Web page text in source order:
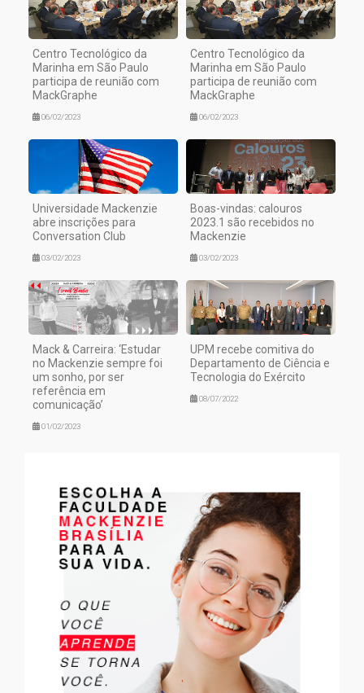
Centro Tecnológico da
Marinha em São Paulo
participa de reunião com
MackGraphe
06/02/2023
Centro Tecnológico da
Marinha em São Paulo
participa de reunião com
MackGraphe
06/02/2023
Universidade Mackenzie
abre inscrições para
Conversation Club
03/02/2023
Boas-vindas: calouros
2023.1 são recebidos no
Mackenzie
03/02/2023
Mack & Carreira: ‘Estudar
no Mackenzie sempre foi
um sonho, por ser
referência em
comunicação’
01/02/2023
UPM recebe comitiva do
Departamento de Ciência e
Tecnologia do Exército
08/07/2022